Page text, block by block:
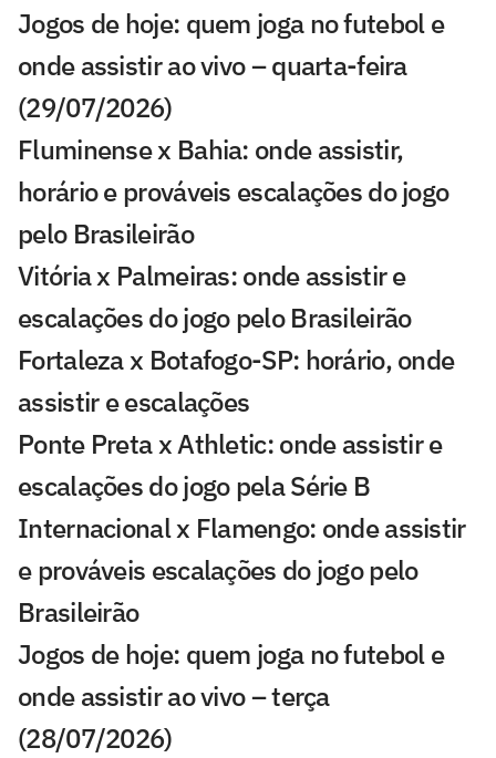
Jogos de hoje: quem joga no futebol e
onde assistir ao vivo – quarta-feira
(29/07/2026)
Fluminense x Bahia: onde assistir,
horário e prováveis escalações do jogo
pelo Brasileirão
Vitória x Palmeiras: onde assistir e
escalações do jogo pelo Brasileirão
Fortaleza x Botafogo-SP: horário, onde
assistir e escalações
Ponte Preta x Athletic: onde assistir e
escalações do jogo pela Série B
Internacional x Flamengo: onde assistir
e prováveis escalações do jogo pelo
Brasileirão
Jogos de hoje: quem joga no futebol e
onde assistir ao vivo – terça
(28/07/2026)